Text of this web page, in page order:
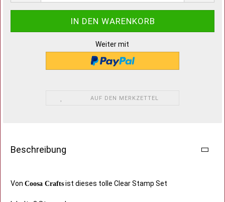
Weiter mit
AUF DEN MERKZETTEL
Beschreibung
Von Coosa Crafts ist dieses tolle Clear Stamp Set